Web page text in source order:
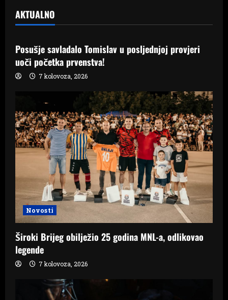
AKTUALNO
Samo Hercegovina
Posušje savladalo Tomislav u posljednjoj provjeri
uoči početka prvenstva!
7 kolovoza, 2026
Novosti
Široki Brijeg obilježio 25 godina MNL-a, odlikovao
legende
7 kolovoza, 2026